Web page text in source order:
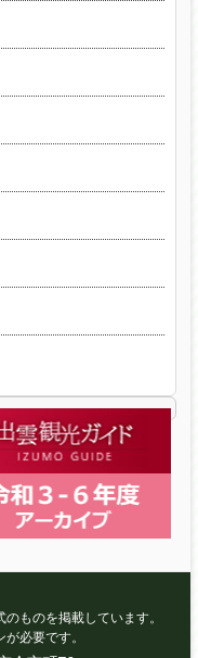
ものを掲載しています。
必要です。